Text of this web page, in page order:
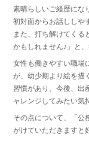
素晴らしいご経歴にな
初対面からお話ししや
また、打ち解けてくる
かもしれません♪」と
女性も働きやすい職場
が、幼少期より絵を描
習慣があり、今後、出
ャレンジしてみたい気
その点について、「公
がけていただきますと